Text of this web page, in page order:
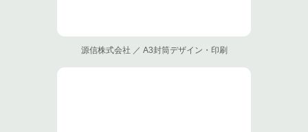
源信株式会社 ／ A3封筒デザイン・印刷